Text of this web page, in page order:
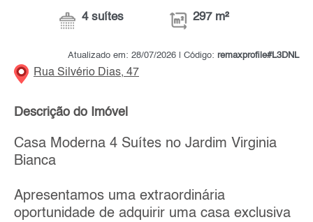
4 suítes 297 m²
Atualizado em: 28/07/2026 | Código: remaxprofile#L3DNL
Rua Silvério Dias, 47
Descrição do Imóvel
Casa Moderna 4 Suítes no Jardim Virginia
Bianca
Apresentamos uma extraordinária
oportunidade de adquirir uma casa exclusiva